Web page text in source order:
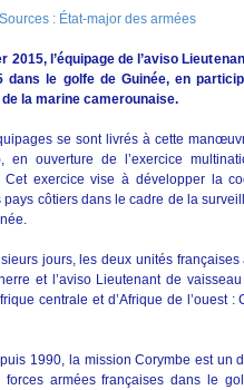
Sources : État-major des armées
2015, l’équipage de l’aviso
dans le golfe de Guinée, en
la marine camerounaise.
se sont livrés à cette
en ouverture de l’exercice
Cet exercice vise à développer la
pays côtiers dans le cadre de la
jours, les deux unités
et l’aviso Lieutenant de
centrale et d’Afrique de l’ouest
1990, la mission Corymbe est un
forces armées françaises dans le